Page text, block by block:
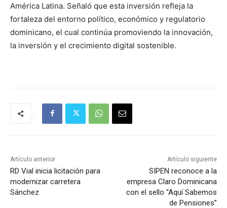
América Latina. Señaló que esta inversión refleja la
fortaleza del entorno político, económico y regulatorio
dominicano, el cual continúa promoviendo la innovación,
la inversión y el crecimiento digital sostenible.
Artículo anterior
RD Vial inicia licitación para
modernizar carretera
Sánchez
Artículo siguiente
SIPEN reconoce a la
empresa Claro Dominicana
con el sello “Aquí Sabemos
de Pensiones”